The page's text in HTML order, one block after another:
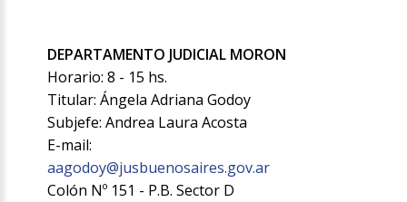
DEPARTAMENTO JUDICIAL MORON
Horario: 8 - 15 hs.
Titular: Ángela Adriana Godoy
Subjefe: Andrea Laura Acosta
E-mail:
aagodoy@jusbuenosaires.gov.ar
Colón Nº 151 - P.B. Sector D